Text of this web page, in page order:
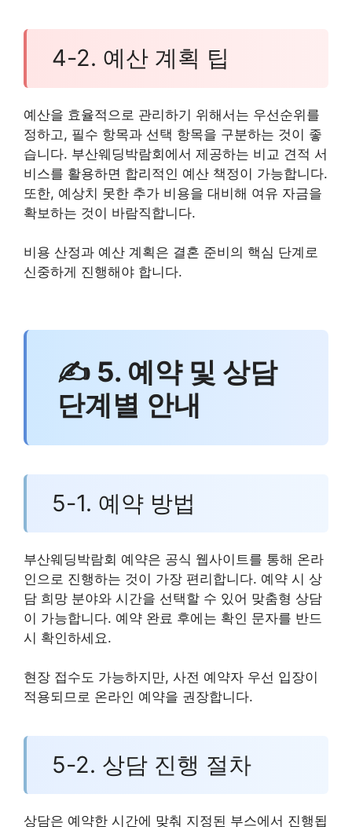
4-2. 예산 계획 팁
예산을 효율적으로 관리하기 위해서는 우선순위를
정하고, 필수 항목과 선택 항목을 구분하는 것이 좋
습니다. 부산웨딩박람회에서 제공하는 비교 견적 서
비스를 활용하면 합리적인 예산 책정이 가능합니다.
또한, 예상치 못한 추가 비용을 대비해 여유 자금을
확보하는 것이 바람직합니다.
비용 산정과 예산 계획은 결혼 준비의 핵심 단계로
신중하게 진행해야 합니다.
✍ 5. 예약 및 상담
단계별 안내
5-1. 예약 방법
부산웨딩박람회 예약은 공식 웹사이트를 통해 온라
인으로 진행하는 것이 가장 편리합니다. 예약 시 상
담 희망 분야와 시간을 선택할 수 있어 맞춤형 상담
이 가능합니다. 예약 완료 후에는 확인 문자를 반드
시 확인하세요.
현장 접수도 가능하지만, 사전 예약자 우선 입장이
적용되므로 온라인 예약을 권장합니다.
5-2. 상담 진행 절차
상담은 예약한 시간에 맞춰 지정된 부스에서 진행됩